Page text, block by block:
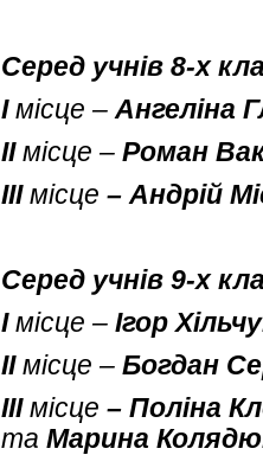
Серед учнів 8-х
Імісце – Ангеліна
ІІмісце – Роман
ІІІмісце – Андрій
Серед учнів 9-х
Імісце – Ігор
ІІмісце – Богдан
ІІІмісце – Поліна
та Марина